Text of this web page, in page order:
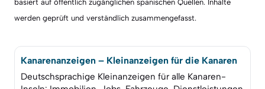
basiert auf öffentlich zugänglichen spanischen Quellen. Inhalte
werden geprüft und verständlich zusammengefasst.
Kanarenanzeigen – Kleinanzeigen für die Kanaren
Deutschsprachige Kleinanzeigen für alle Kanaren-